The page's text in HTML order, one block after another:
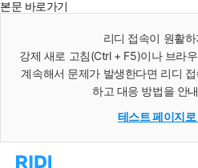
본문 바로가기
리디 접속이 원활
강제 새로 고침(Ctrl + F5)이나 브라
계속해서 문제가 발생한다면 리디
하고 대응 방법을 안
테스트 페이지
리